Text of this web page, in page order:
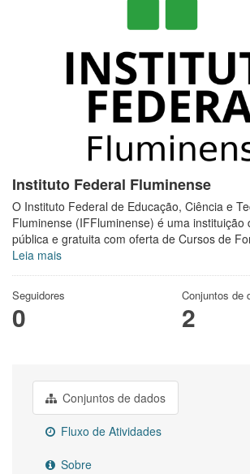
Instituto Federal Fluminense
O Instituto Federal de Educação, Ciência e
Fluminense (IFFluminense) é uma instituição
pública e gratuita com oferta de Cursos de
Leia mais
Seguidores
0
Conjuntos de
2
Conjuntos de dados
Fluxo de Atividades
Sobre